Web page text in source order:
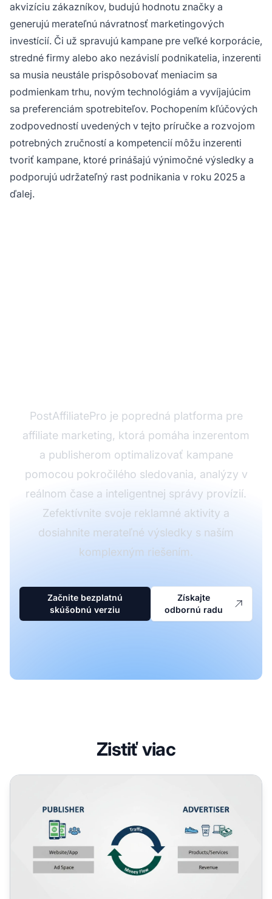
akvizíciu zákazníkov, budujú hodnotu značky a
generujú merateľnú návratnosť marketingových
investícií. Či už spravujú kampane pre veľké korporácie,
stredné firmy alebo ako nezávislí podnikatelia, inzerenti
sa musia neustále prispôsobovať meniacim sa
podmienkam trhu, novým technológiám a vyvíjajúcim
sa preferenciám spotrebiteľov. Pochopením kľúčových
zodpovedností uvedených v tejto príručke a rozvojom
potrebných zručností a kompetencií môžu inzerenti
tvoriť kampane, ktoré prinášajú výnimočné výsledky a
podporujú udržateľný rast podnikania v roku 2025 a
ďalej.
PostAffiliatePro je popredná platforma pre
affiliate marketing, ktorá pomáha inzerentom
a publisherom optimalizovať kampane
pomocou pokročilého sledovania, analýzy v
reálnom čase a inteligentnej správy provízií.
Zefektívnite svoje reklamné aktivity a
dosiahnite merateľné výsledky s naším
komplexným riešením.
Začnite bezplatnú
skúšobnú verziu
Získajte
odbornú radu
Zistiť viac
Publisher vs Advertiser: Kľúčové rozdiely v digitálnej